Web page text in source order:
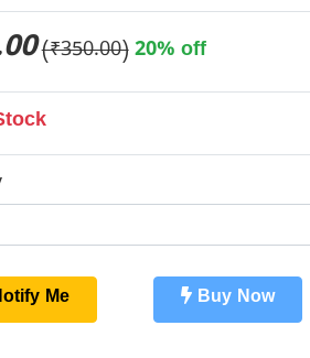
(₹350.00) 20% off
Me Buy Now